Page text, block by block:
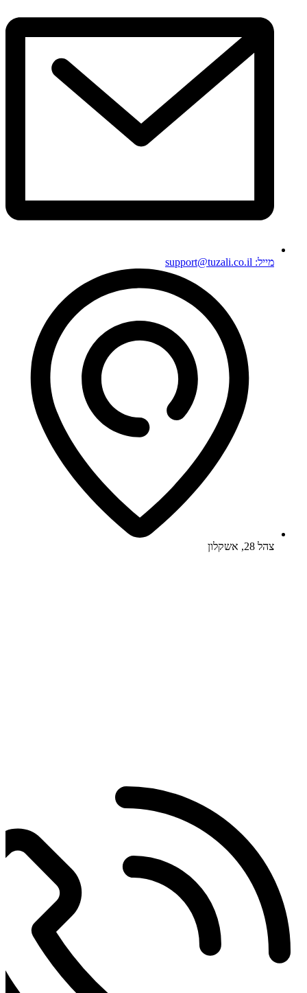
מייל: support@tuzali.co.il
צהל 28, אשקלון